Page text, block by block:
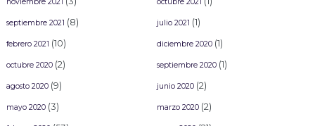
septiembre 2021 (8) julio 2021 (1)
febrero 2021 (10) diciembre 2020(1)
octubre 2020(2) septiembre 2020(1)
agosto 2020(9) junio 2020(2)
mayo 2020(3) marzo 2020(2)